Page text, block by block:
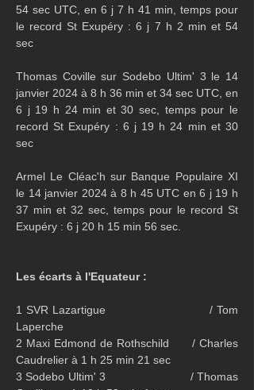
54 sec UTC, en 6 j 7 h 41 min, temps pour
le record St Exupéry : 6 j 7 h 2 min et 54
sec
Thomas Coville sur Sodebo Ultim' 3 le 14
janvier 2024 à 8 h 36 min et 34 sec UTC, en
6 j 19 h 24 min et 30 sec, temps pour le
record St Exupéry : 6 j 19 h 24 min et 30
sec
Armel Le Cléac'h sur Banque Populaire XI
le 14 janvier 2024 à 8 h 45 UTC en 6 j 19 h
37 min et 32 sec, temps pour le record St
Exupéry : 6 j 20 h 15 min 56 sec.
Les écarts à l'Equateur :
1 SVR Lazartigue                          / Tom
Laperche
2 Maxi Edmond de Rothschild      / Charles
Caudrelier à 1 h 25 min 21 sec
3 Sodebo Ultim' 3                         / Thomas